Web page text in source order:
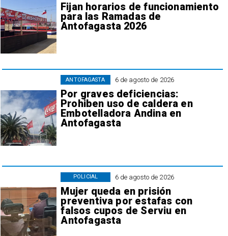
Fijan horarios de funcionamiento
para las Ramadas de
Antofagasta 2026
6 de agosto de 2026
Por graves deficiencias:
Prohiben uso de caldera en
Embotelladora Andina en
Antofagasta
ANTOFAGASTA
6 de agosto de 2026
Mujer queda en prisión
preventiva por estafas con
falsos cupos de Serviu en
Antofagasta
POLICIAL